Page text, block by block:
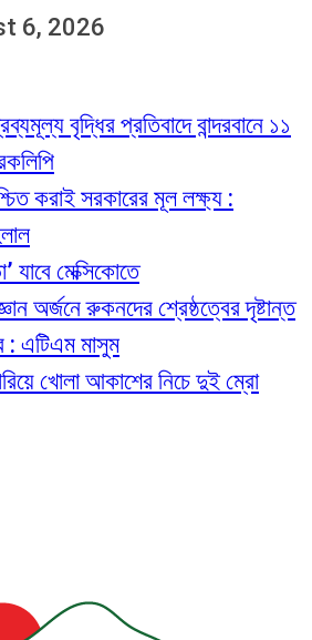
6, 2026
বৃদ্ধির প্রতিবাদে বান্দরবানে ১১
করাই সরকারের মূল লক্ষ্য :
যাবে মেক্সিকোতে
অর্জনে রুকনদের শ্রেষ্ঠত্বের দৃষ্টান্ত
: এটিএম মাসুম
খোলা আকাশের নিচে দুই ম্রো